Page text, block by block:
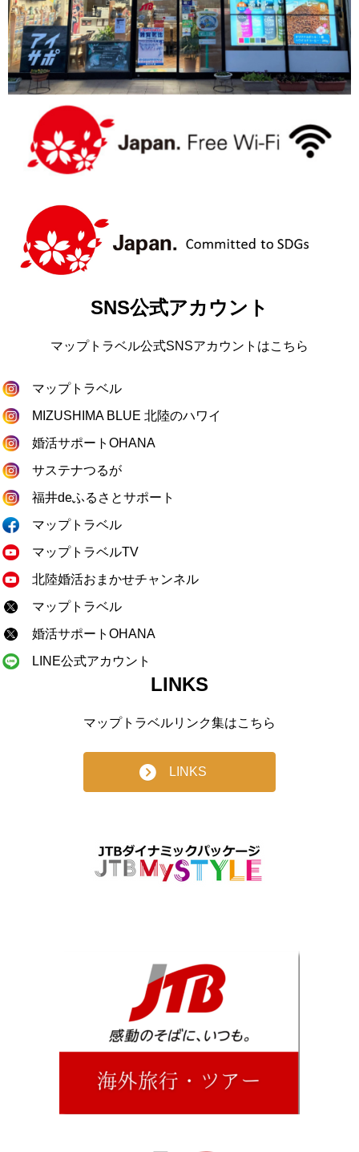
SNS公式アカウント
マップトラベル公式SNSアカウントはこちら
マップトラベル
MIZUSHIMA BLUE 北陸のハワイ
婚活サポートOHANA
サステナつるが
福井deふるさとサポート
マップトラベル
マップトラベルTV
北陸婚活おまかせチャンネル
マップトラベル
婚活サポートOHANA
LINE公式アカウント
LINKS
マップトラベルリンク集はこちら
LINKS